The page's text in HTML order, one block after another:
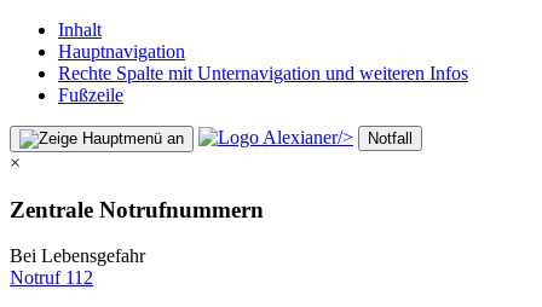
Inhalt
Hauptnavigation
Rechte Spalte mit Unternavigation und weiteren Infos
Fußzeile
/> Notfall
×
Zentrale Notrufnummern
Bei Lebensgefahr
Notruf 112